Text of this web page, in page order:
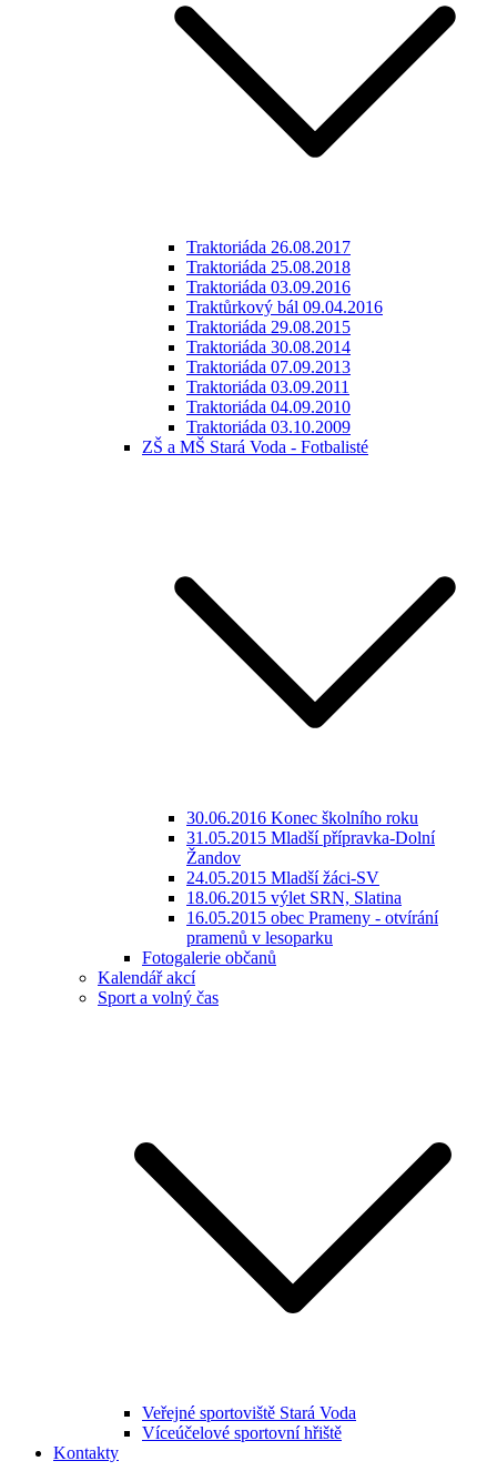
Traktoriáda 26.08.2017
Traktoriáda 25.08.2018
Traktoriáda 03.09.2016
Traktůrkový bál 09.04.2016
Traktoriáda 29.08.2015
Traktoriáda 30.08.2014
Traktoriáda 07.09.2013
Traktoriáda 03.09.2011
Traktoriáda 04.09.2010
Traktoriáda 03.10.2009
ZŠ a MŠ Stará Voda - Fotbalisté
30.06.2016 Konec školního roku
31.05.2015 Mladší přípravka-Dolní
Žandov
24.05.2015 Mladší žáci-SV
18.06.2015 výlet SRN, Slatina
16.05.2015 obec Prameny - otvírání
pramenů v lesoparku
Fotogalerie občanů
Kalendář akcí
Sport a volný čas
Veřejné sportoviště Stará Voda
Víceúčelové sportovní hřiště
Kontakty